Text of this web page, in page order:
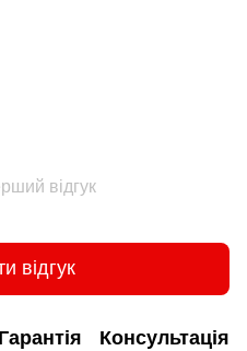
відгук
відгук
Гарантія Консультація